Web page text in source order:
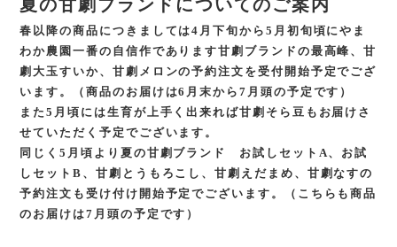
夏の甘劇ブランドについてのご案内
春以降の商品につきましては4月下旬から5月初旬頃にやま
わか農園一番の自信作であります甘劇ブランドの最高峰、甘
劇大玉すいか、甘劇メロンの予約注文を受付開始予定でござ
います。（商品のお届けは6月末から7月頭の予定です）
また5月頃には生育が上手く出来れば甘劇そら豆もお届けさ
せていただく予定でございます。
同じく5月頃より夏の甘劇ブランド お試しセットA、お試
しセットB、甘劇とうもろこし、甘劇えだまめ、甘劇なすの
予約注文も受け付け開始予定でございます。（こちらも商品
のお届けは7月頭の予定です）